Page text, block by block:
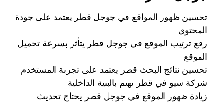
تحسين ظهور المواقع في جوجل قطر يعتمد على جودة
المحتوى
رفع ترتيب الموقع في جوجل قطر يتأثر بسرعة تحميل
الموقع
تحسين نتائج البحث قطر يعتمد على تجربة المستخدم
شركة سيو في قطر تهتم بالبنية الداخلية
زيادة ظهور الموقع في جوجل قطر يحتاج تحديث